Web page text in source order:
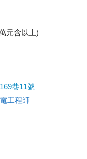
元含以上)
巷11號
工程師